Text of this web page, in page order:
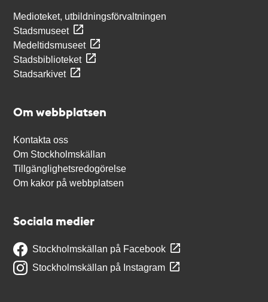
Medioteket, utbildningsförvaltningen
Stadsmuseet
Medeltidsmuseet
Stadsbiblioteket
Stadsarkivet
Om webbplatsen
Kontakta oss
Om Stockholmskällan
Tillgänglighetsredogörelse
Om kakor på webbplatsen
Sociala medier
Stockholmskällan på Facebook
Stockholmskällan på Instagram